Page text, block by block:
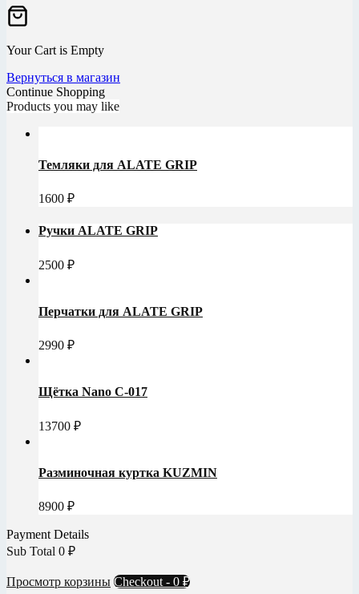
Your Cart is Empty
Вернуться в магазин
Continue Shopping
Products you may like
Темляки для ALATE GRIP
1600 ₽
Ручки ALATE GRIP
2500 ₽
Перчатки для ALATE GRIP
2990 ₽
Щётка Nano C-017
13700 ₽
Разминочная куртка KUZMIN
8900 ₽
Payment Details
Sub Total 0 ₽
Просмотр корзины Checkout - 0 ₽